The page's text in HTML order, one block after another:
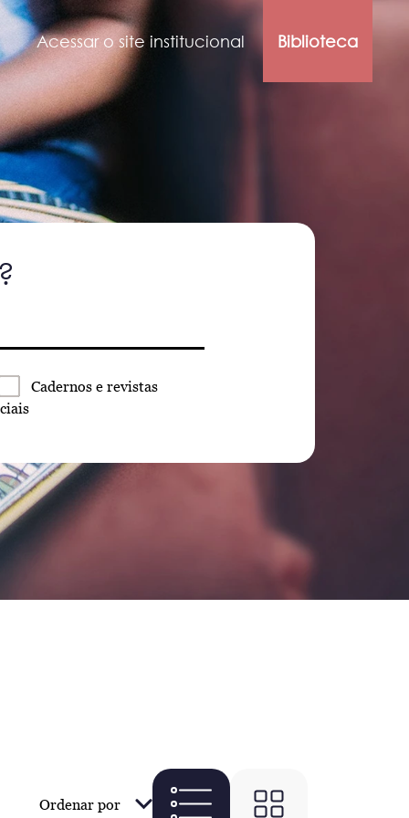
Acessar o site institucional Biblioteca
Cadernos e revistas
Ordenar por